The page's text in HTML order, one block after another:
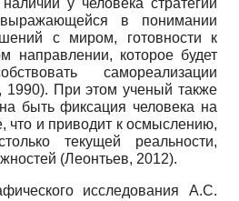
в понимании
с миром, готовности к
направлении, которое будет
самореализации
1990). При этом ученый также
быть фиксация человека на
что и приводит к осмыслению,
текущей реальности,
(Леонтьев, 2012).
исследования А.С.